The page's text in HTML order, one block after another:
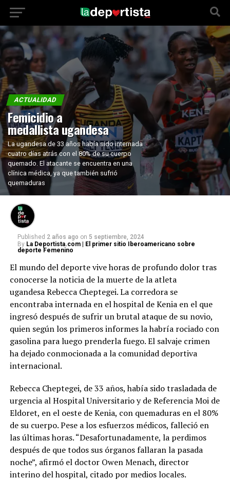
ACTUALIDAD
Femicidio a
medallista ugandesa
La ugandesa de 33 años había sido internada
cuatro días atrás con el 80% de su cuerpo
quemado. El atacante se encuentra en una
clínica médica, ya que también sufrió
quemaduras
Published 2 años ago on 5 septiembre, 2024
By La Deportista.com | El primer sitio Iberoamericano sobre
deporte Femenino
El mundo del deporte vive horas de profundo dolor tras
conocerse la noticia de la muerte de la atleta
ugandesa Rebecca Cheptegei. La corredora se
encontraba internada en el hospital de Kenia en el que
ingresó después de sufrir un brutal ataque de su novio,
quien según los primeros informes la habría rociado con
gasolina para luego prenderla fuego. El salvaje crimen
ha dejado conmocionada a la comunidad deportiva
internacional.
Rebecca Cheptegei, de 33 años, había sido trasladada de
urgencia al Hospital Universitario y de Referencia Moi de
Eldoret, en el oeste de Kenia, con quemaduras en el 80%
de su cuerpo. Pese a los esfuerzos médicos, falleció en
las últimas horas. “Desafortunadamente, la perdimos
después de que todos sus órganos fallaran la pasada
noche”, afirmó el doctor Owen Menach, director
interino del hospital, citado por medios locales.